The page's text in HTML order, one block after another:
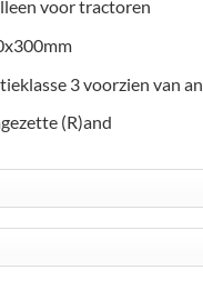
voor tractoren
3 voorzien van
(R)and